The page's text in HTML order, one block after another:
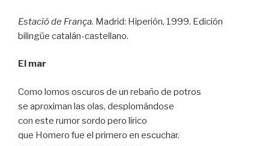
Estació de França. Madrid: Hiperión, 1999. Edición
bilingüe catalán-castellano.
El mar
Como lomos oscuros de un rebaño de potros
se aproximan las olas, desplomándose
con este rumor sordo pero lírico
que Homero fue el primero en escuchar.